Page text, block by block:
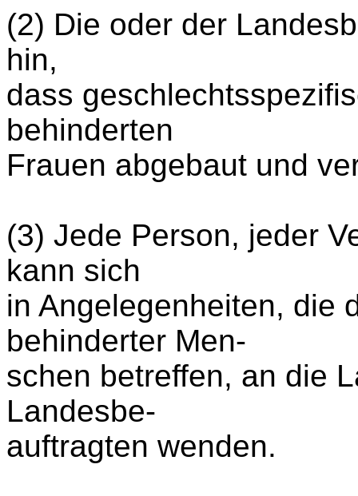
(2) Die oder der
hin,
dass
behinderten
Frauen abgebaut und
(3) Jede Person, jeder
kann sich
in Angelegenheiten, die
behinderter Men-
schen betreffen, an die
Landesbe-
auftragten wenden.